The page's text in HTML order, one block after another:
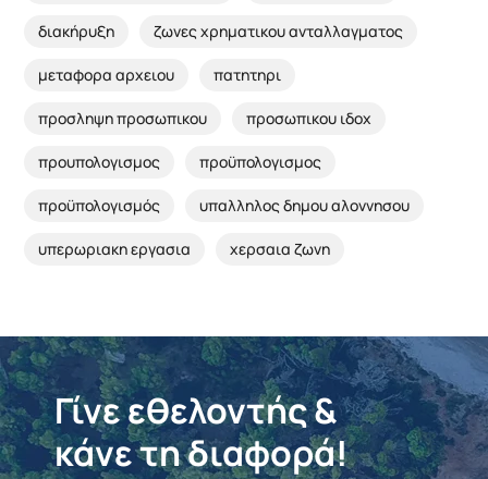
διακήρυξη ζωνες χρηματικου ανταλλαγματος
μεταφορα αρχειου πατητηρι
προσληψη προσωπικου προσωπικου ιδοχ
προυπολογισμος προϋπολογισμος
προϋπολογισμός υπαλληλος δημου αλοννησου
υπερωριακη εργασια χερσαια ζωνη
Γίνε εθελοντής &
κάνε τη διαφορά!